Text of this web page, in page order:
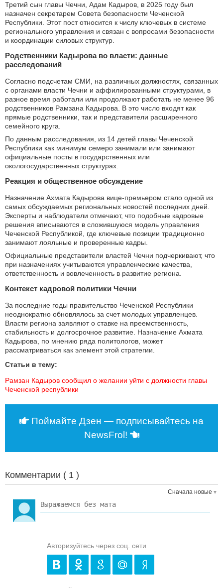
Третий сын главы Чечни, Адам Кадыров, в 2025 году был
назначен секретарем Совета безопасности Чеченской
Республики. Этот пост относится к числу ключевых в системе
регионального управления и связан с вопросами безопасности
и координации силовых структур.
Родственники Кадырова во власти: данные
расследований
Согласно подсчетам СМИ, на различных должностях, связанных
с органами власти Чечни и аффилированными структурами, в
разное время работали или продолжают работать не менее 96
родственников Рамзана Кадырова. В это число входят как
прямые родственники, так и представители расширенного
семейного круга.
По данным расследования, из 14 детей главы Чеченской
Республики как минимум семеро занимали или занимают
официальные посты в государственных или
окологосударственных структурах.
Реакция и общественное обсуждение
Назначение Ахмата Кадырова вице-премьером стало одной из
самых обсуждаемых региональных новостей последних дней.
Эксперты и наблюдатели отмечают, что подобные кадровые
решения вписываются в сложившуюся модель управления
Чеченской Республикой, где ключевые позиции традиционно
занимают лояльные и проверенные кадры.
Официальные представители властей Чечни подчеркивают, что
при назначениях учитываются управленческие качества,
ответственность и вовлеченность в развитие региона.
Контекст кадровой политики Чечни
За последние годы правительство Чеченской Республики
неоднократно обновлялось за счет молодых управленцев.
Власти региона заявляют о ставке на преемственность,
стабильность и долгосрочное развитие. Назначение Ахмата
Кадырова, по мнению ряда политологов, может
рассматриваться как элемент этой стратегии.
Статьи в тему:
Рамзан Кадыров сообщил о желании уйти с должности главы
Чеченской республики
Поймайте Дзен — подписывайтесь на
NewsFrol!
Комментарии ( 1 )
Сначала новые
Авторизуйтесь через соц. сети